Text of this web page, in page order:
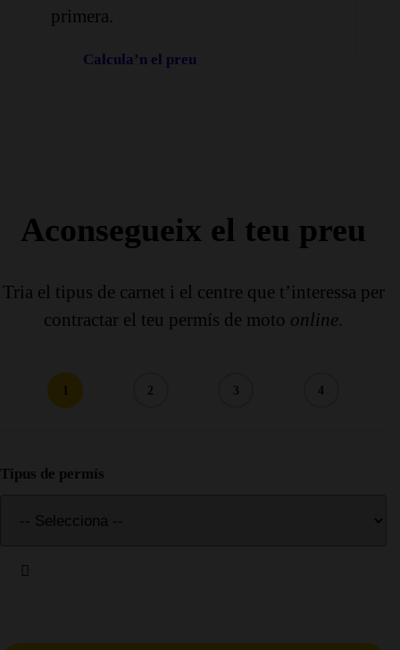
primera.
Calcula’n el preu
Aconsegueix el teu preu
Tria el tipus de carnet i el centre que t’interessa per
contractar el teu permís de moto online.
1 2 3 4
Tipus de permís
